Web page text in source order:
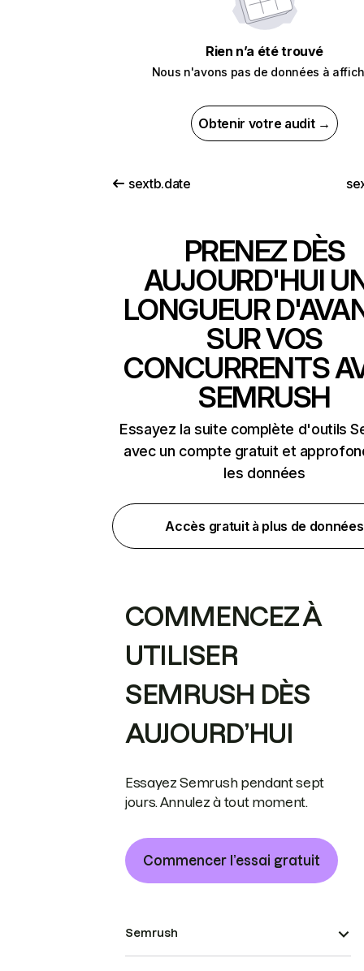
Rien n’a été trouvé
Nous n'avons pas de données à
Obtenir votre audit →
sextb.date
PRENEZ DÈS
AUJOURD'HUI
LONGUEUR
SUR VOS
CONCURRENTS
SEMRUSH
Essayez la suite complète d'outils
avec un compte gratuit et
les données
Accès gratuit à plus de données
COMMENCEZ À
UTILISER
SEMRUSH DÈS
AUJOURD’HUI
Essayez Semrush pendant sept
jours. Annulez à tout moment.
Commencer l’essai gratuit
Semrush